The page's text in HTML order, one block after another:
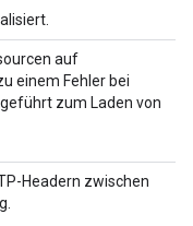
auf
einem Fehler bei
zum Laden von
Headern zwischen